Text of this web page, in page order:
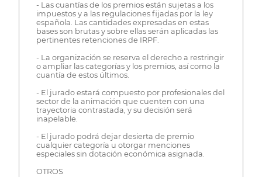
- Las cuantías de los premios están sujetas a los
impuestos y a las regulaciones fijadas por la ley
española. Las cantidades expresadas en estas
bases son brutas y sobre ellas serán aplicadas las
pertinentes retenciones de IRPF.
- La organización se reserva el derecho a restringir
o ampliar las categorías y los premios, así como la
cuantía de estos últimos.
- El jurado estará compuesto por profesionales del
sector de la animación que cuenten con una
trayectoria contrastada, y su decisión será
inapelable.
- El jurado podrá dejar desierta de premio
cualquier categoría u otorgar menciones
especiales sin dotación económica asignada.
OTROS